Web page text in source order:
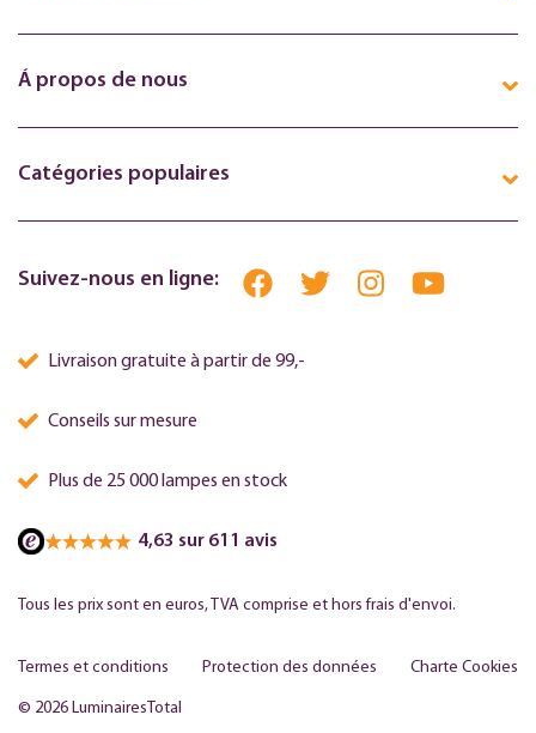
Á propos de nous
Catégories populaires
Suivez-nous en ligne:
Livraison gratuite à partir de 99,-
Conseils sur mesure
Plus de 25 000 lampes en stock
4,63 sur 611 avis
Tous les prix sont en euros, TVA comprise et hors frais d'envoi.
© 2026 LuminairesTotal
Termes et conditions Protection des données Charte Cookies